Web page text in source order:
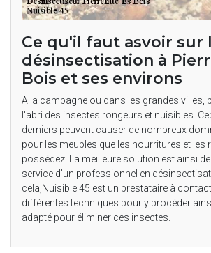
Ce qu'il faut asvoir sur
désinsectisation à
Bois et ses environs
A la campagne ou dans les grandes villes,
l'abri des insectes rongeurs et nuisibles.
derniers peuvent causer de nombreux
pour les meubles que les nourritures et les
possédez. La meilleure solution est ainsi
service d'un professionnel en
cela,Nuisible 45 est un prestataire à
différentes techniques pour y procéder
adapté pour éliminer ces insectes.